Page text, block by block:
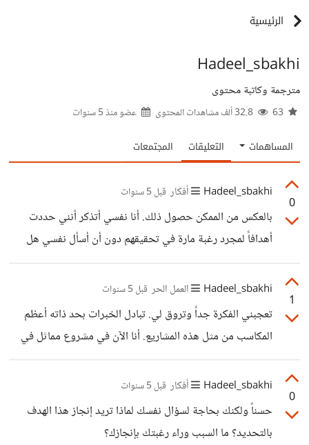
الرئيسية
Hadeel_sbakhi
مترجمة وكاتبة محتوى
عضو منذ5 سنوات
المساهمات التعليقات المجتمعات
0
Hadeel_sbakhi أفكار قبل 5 سنوات
بالعكس من الممكن حصول ذلك. أنا نفسي أتذكر أنني حددت
أهدافاً لمجرد رغبة مارة في تحقيقهم دون أن أسأل نفسي هل
أريد ذلك حقاً؟ ولماذا؟
1
Hadeel_sbakhi العمل الحر قبل 5 سنوات
تعجبني الفكرة جداً وتروق لي. تبادل الخبرات بحد ذاته أعظم
المكاسب من مثل هذه المشاريع. أنا الآن في مشروع مماثل في
غزة. فتقوم شركات باحتضاننا كمستقلين وتطوير مهاراتنا وهناك
نتعرف على مستقلين آخرين.
0
Hadeel_sbakhi أفكار قبل 5 سنوات
حسناً ولكنك بحاجة لسؤال نفسك لماذا تريد إنجاز هذا الهدف
بالتحديد؟ ما السبب وراء رغبتك بإنجازك؟